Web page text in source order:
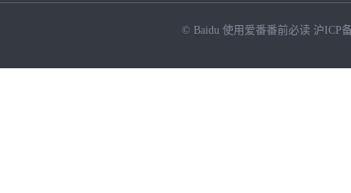
© Baidu 使用爱番番前必读 沪ICP